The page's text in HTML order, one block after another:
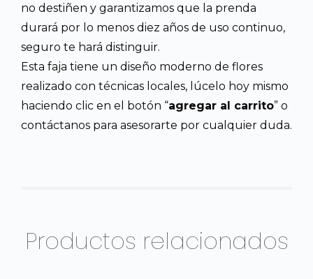
no destiñen y garantizamos que la prenda
durará por lo menos diez años de uso continuo,
seguro te hará distinguir.
Esta faja tiene un diseño moderno de flores
realizado con técnicas locales, lúcelo hoy mismo
haciendo clic en el botón “agregar al carrito” o
contáctanos para asesorarte por cualquier duda.
Productos relacionados